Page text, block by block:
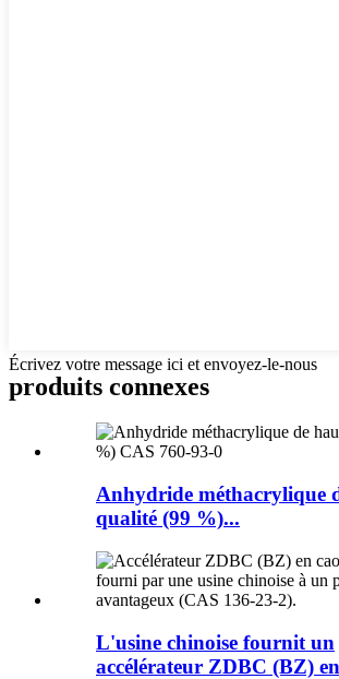
Écrivez votre message ici et envoyez-le-nous
produits connexes
Anhydride méthacrylique
qualité (99 %)...
L'usine chinoise fournit un
accélérateur ZDBC (BZ)